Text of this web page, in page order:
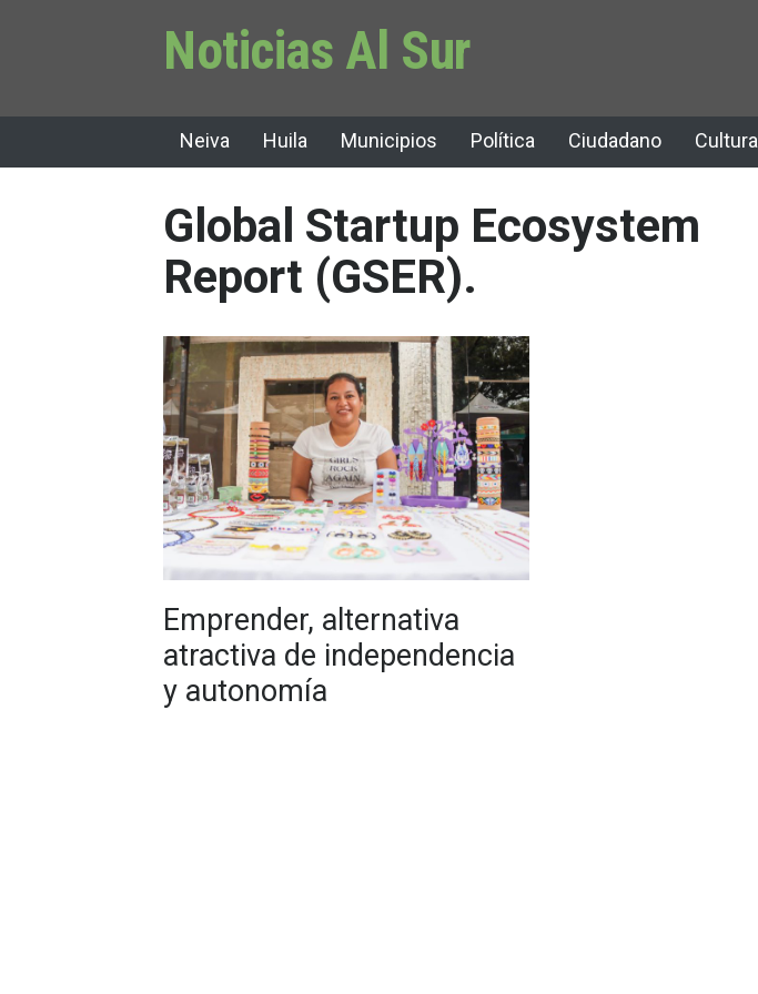
Noticias Al Sur
Neiva Huila Municipios Política Ciudadano Cultura
Global Startup Ecosystem
Report (GSER).
Emprender, alternativa
atractiva de independencia
y autonomía